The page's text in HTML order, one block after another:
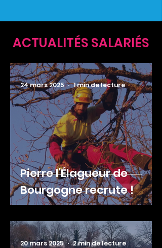
ACTUALITÉS SALARIÉS
Pierre l'Élagueur de
Bourgogne recrute !
24 mars 2025 1 min de lecture
20 mars 2025 2 min de lecture